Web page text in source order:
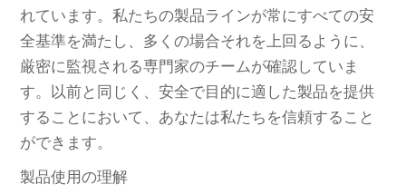
れています。私たちの製品ラインが常にすべての安
全基準を満たし、多くの場合それを上回るように、
厳密に監視される専門家のチームが確認していま
す。以前と同じく、安全で目的に適した製品を提供
することにおいて、あなたは私たちを信頼すること
ができます。
製品使用の理解